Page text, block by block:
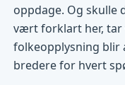
oppdage. Og skulle
vært forklart her, tar
folkeopplysning blir
bredere for hvert